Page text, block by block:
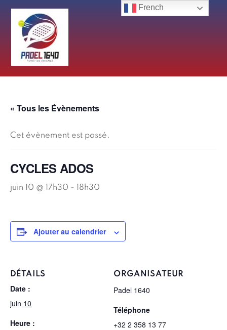
content
« Tous les Évènements
Cet évènement est passé.
CYCLES ADOS
juin 10 @ 17h30 - 18h30
Ajouter au calendrier
DÉTAILS
Date :
juin 10
Heure :
ORGANISATEUR
Padel 1640
Téléphone
+32 2 358 13 77
French